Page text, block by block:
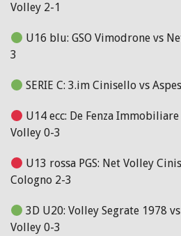
Volley 2-1
U16 blu: GSO Vimodrone vs
3
SERIE C: 3.im Cinisello vs
U14 ecc: De Fenza
Volley 0-3
U13 rossa PGS: Net Volley
Cologno 2-3
3D U20: Volley Segrate 1978
Volley 0-3